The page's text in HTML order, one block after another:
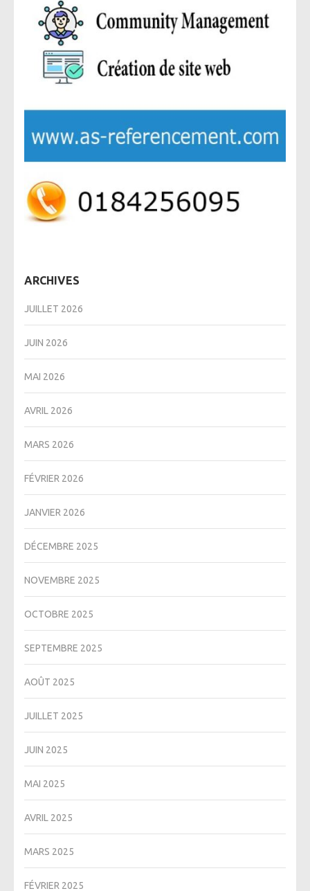
ARCHIVES
JUILLET 2026
JUIN 2026
MAI 2026
AVRIL 2026
MARS 2026
FÉVRIER 2026
JANVIER 2026
DÉCEMBRE 2025
NOVEMBRE 2025
OCTOBRE 2025
SEPTEMBRE 2025
AOÛT 2025
JUILLET 2025
JUIN 2025
MAI 2025
AVRIL 2025
MARS 2025
FÉVRIER 2025